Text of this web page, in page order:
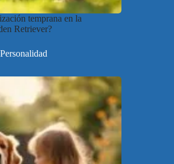
temprana en la
Retriever?